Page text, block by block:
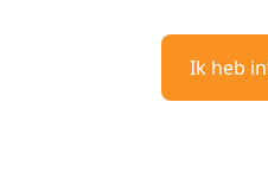
Ik heb